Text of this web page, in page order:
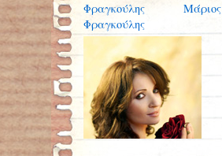
Μάριος
Φραγκούλης